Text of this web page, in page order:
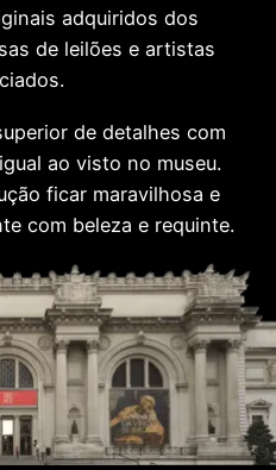
adquiridos dos
de leilões e artistas
de detalhes com
ao visto no museu.
ficar maravilhosa e
com beleza e requinte.